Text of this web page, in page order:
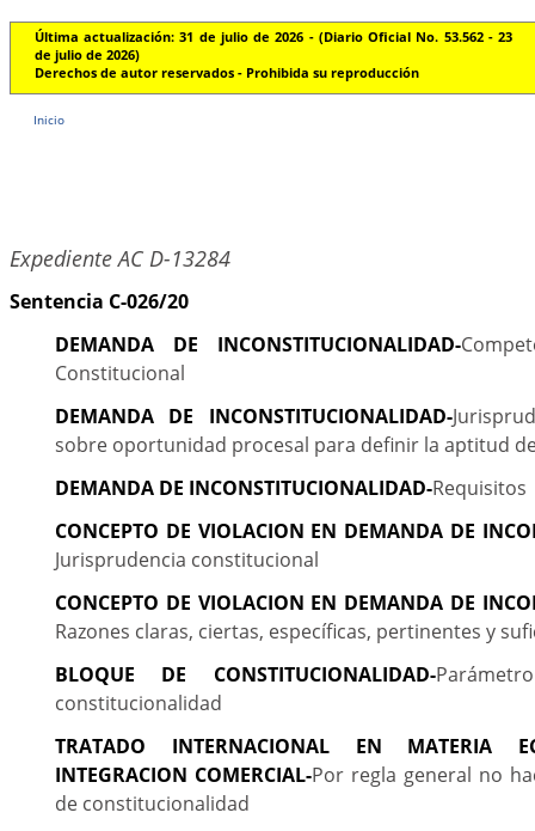
Última actualización: 31 de julio de 2026 - (Diario Oficial No. 53.562 - 23
de julio de 2026)
Derechos de autor reservados - Prohibida su reproducción
Inicio
Expediente AC D-13284
Sentencia C-026/20
DEMANDA DE INCONSTITUCIONALIDAD-
Constitucional
DEMANDA DE INCONSTITUCIONALIDAD-
sobre oportunidad procesal para definir la aptitud
DEMANDA DE INCONSTITUCIONALIDAD-Requisitos
CONCEPTO DE VIOLACION EN DEMANDA DE
Jurisprudencia constitucional
CONCEPTO DE VIOLACION EN DEMANDA DE
Razones claras, ciertas, específicas, pertinentes y
BLOQUE DE CONSTITUCIONALIDAD-
constitucionalidad
TRATADO INTERNACIONAL EN MATERIA
INTEGRACION COMERCIAL-Por regla general no
de constitucionalidad